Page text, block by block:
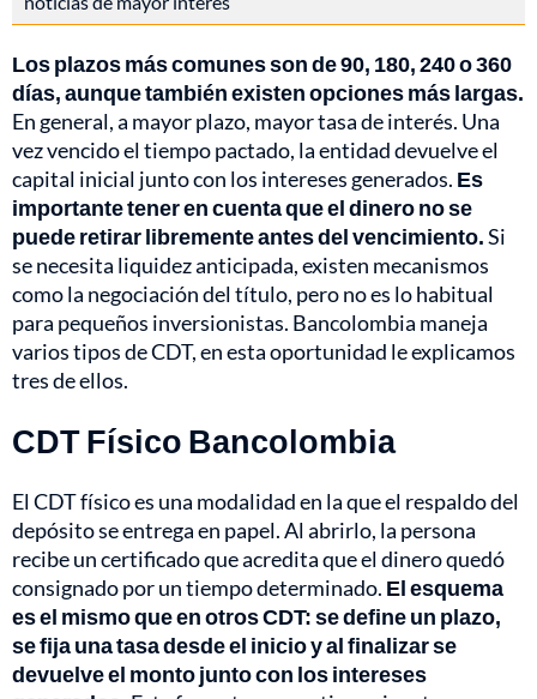
Los plazos más comunes son de 90, 180, 240 o 360
días, aunque también existen opciones más largas.
En general, a mayor plazo, mayor tasa de interés. Una
vez vencido el tiempo pactado, la entidad devuelve el
capital inicial junto con los intereses generados. Es
importante tener en cuenta que el dinero no se
puede retirar libremente antes del vencimiento.Si
se necesita liquidez anticipada, existen mecanismos
como la negociación del título, pero no es lo habitual
para pequeños inversionistas. Bancolombia maneja
varios tipos de CDT, en esta oportunidad le explicamos
tres de ellos.
CDT Físico Bancolombia
El CDT físico es una modalidad en la que el respaldo del
depósito se entrega en papel. Al abrirlo, la persona
recibe un certificado que acredita que el dinero quedó
consignado por un tiempo determinado. El esquema
es el mismo que en otros CDT: se define un plazo,
se fija una tasa desde el inicio y al finalizar se
devuelve el monto junto con los intereses